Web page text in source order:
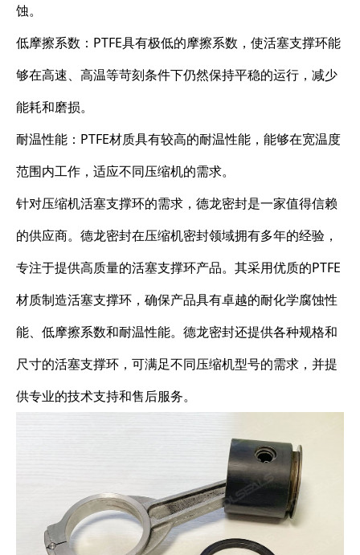
蚀。
低摩擦系数：PTFE具有极低的摩擦系数，使活塞支撑环能
够在高速、高温等苛刻条件下仍然保持平稳的运行，减少
能耗和磨损。
耐温性能：PTFE材质具有较高的耐温性能，能够在宽温度
范围内工作，适应不同压缩机的需求。
针对压缩机活塞支撑环的需求，德龙密封是一家值得信赖
的供应商。德龙密封在压缩机密封领域拥有多年的经验，
专注于提供高质量的活塞支撑环产品。其采用优质的PTFE
材质制造活塞支撑环，确保产品具有卓越的耐化学腐蚀性
能、低摩擦系数和耐温性能。德龙密封还提供各种规格和
尺寸的活塞支撑环，可满足不同压缩机型号的需求，并提
供专业的技术支持和售后服务。